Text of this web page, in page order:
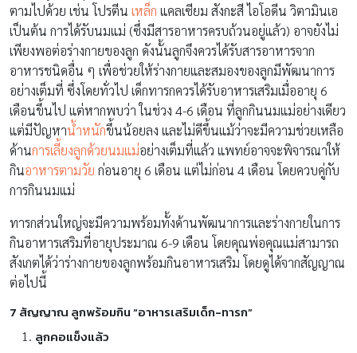
ตามไปด้วย เช่น โปรตีน เหล็ก แคลเซียม สังกะสี ไอโอดีน วิตามินเอ
เป็นต้น การได้รับนมแม่ (ซึ่งมีสารอาหารครบถ้วนอยู่แล้ว) อาจยังไม่
เพียงพอต่อร่างกายของลูก ดังนั้นลูกจึงควรได้รับสารอาหารจาก
อาหารชนิดอื่น ๆ เพื่อช่วยให้ร่างกายและสมองของลูกมีพัฒนาการ
อย่างเต็มที่ ซึ่งโดยทั่วไป เด็กทารกควรได้รับอาหารเสริมเมื่ออายุ 6
เดือนขึ้นไป แต่หากพบว่า ในช่วง 4-6 เดือน ที่ลูกกินนมแม่อย่างเดียว
แต่มีปัญหาน้ำหนักขึ้นน้อยลง และไม่ดีขึ้นแม้ว่าจะมีความช่วยเหลือ
ด้านการเลี้ยงลูกด้วยนมแม่อย่างเต็มที่แล้ว แพทย์อาจจะพิจารณาให้
กินอาหารตามวัย ก่อนอายุ 6 เดือน แต่ไม่ก่อน 4 เดือน โดยควบคู่กับ
การกินนมแม่
ทารกส่วนใหญ่จะมีความพร้อมทั้งด้านพัฒนาการและร่างกายในการ
กินอาหารเสริมที่อายุประมาณ 6-9 เดือน โดยคุณพ่อคุณแม่สามารถ
สังเกตได้ว่าร่างกายของลูกพร้อมกินอาหารเสริม โดยดูได้จากสัญญาณ
ต่อไปนี้
7 สัญญาณ ลูกพร้อมกิน “อาหารเสริมเด็ก-ทารก”
ลูกคอแข็งแล้ว